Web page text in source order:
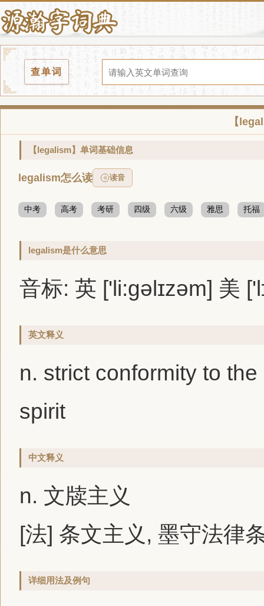
查单词
【
【legalism】单词基础信息
legalism怎么读 读音
中考 高考 考研 四级 六级 雅思 托福
legalism是什么意思
音标: 英 ['li:gəlɪzəm] 美
英文释义
n. strict conformity to
spirit
中文释义
n. 文牍主义
[法] 条文主义, 墨守法律
详细用法及例句